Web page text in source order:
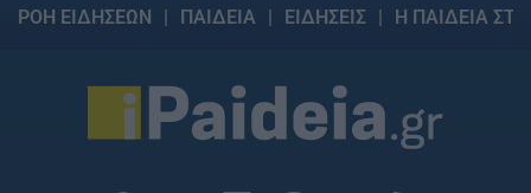
ΡΟΗ ΕΙΔΗΣΕΩΝ ΠΑΙΔΕΙΑ ΕΙΔΗΣΕΙΣ Η ΠΑΙΔΕΙΑ